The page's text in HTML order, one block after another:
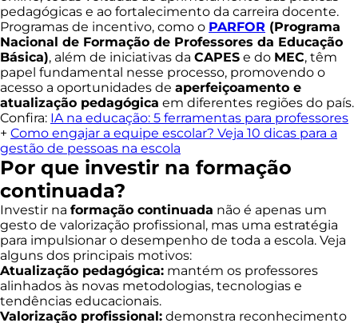
pedagógicas e ao fortalecimento da carreira docente.
Programas de incentivo, como o PARFOR (Programa
Nacional de Formação de Professores da Educação
Básica), além de iniciativas da CAPES e do MEC, têm
papel fundamental nesse processo, promovendo o
acesso a oportunidades de aperfeiçoamento e
atualização pedagógica em diferentes regiões do país.
Confira: IA na educação: 5 ferramentas para professores
+ Como engajar a equipe escolar? Veja 10 dicas para a
gestão de pessoas na escola
Por que investir na formação
continuada?
Investir na formação continuada não é apenas um
gesto de valorização profissional, mas uma estratégia
para impulsionar o desempenho de toda a escola. Veja
alguns dos principais motivos:
Atualização pedagógica: mantém os professores
alinhados às novas metodologias, tecnologias e
tendências educacionais.
Valorização profissional: demonstra reconhecimento